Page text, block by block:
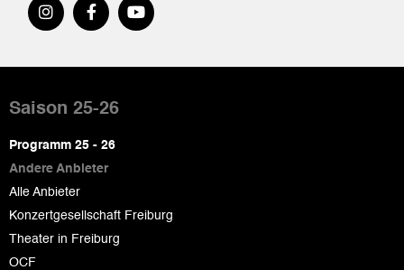
de
page
Saison 25-26
Programm 25 - 26
Andere Anbieter
Alle Anbieter
Konzertgesellschaft Freiburg
Theater in Freiburg
OCF